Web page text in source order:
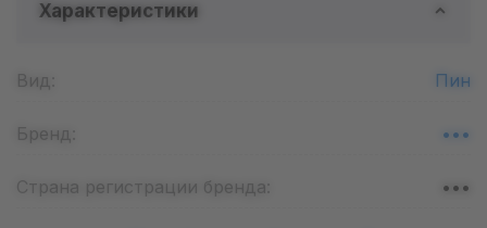
Характеристики
Вид: Пин
Бренд: •••
Страна регистрации бренда: •••